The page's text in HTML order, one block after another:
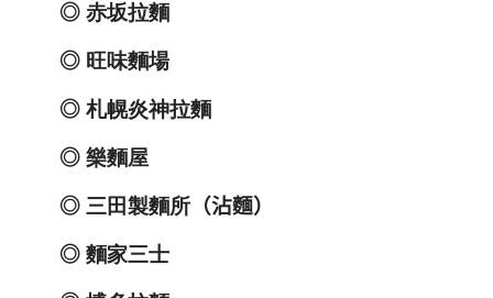
◎ 赤坂拉麵
◎ 旺味麵場
◎ 札幌炎神拉麵
◎ 樂麵屋
◎ 三田製麵所 （沾麵）
◎ 麵家三士